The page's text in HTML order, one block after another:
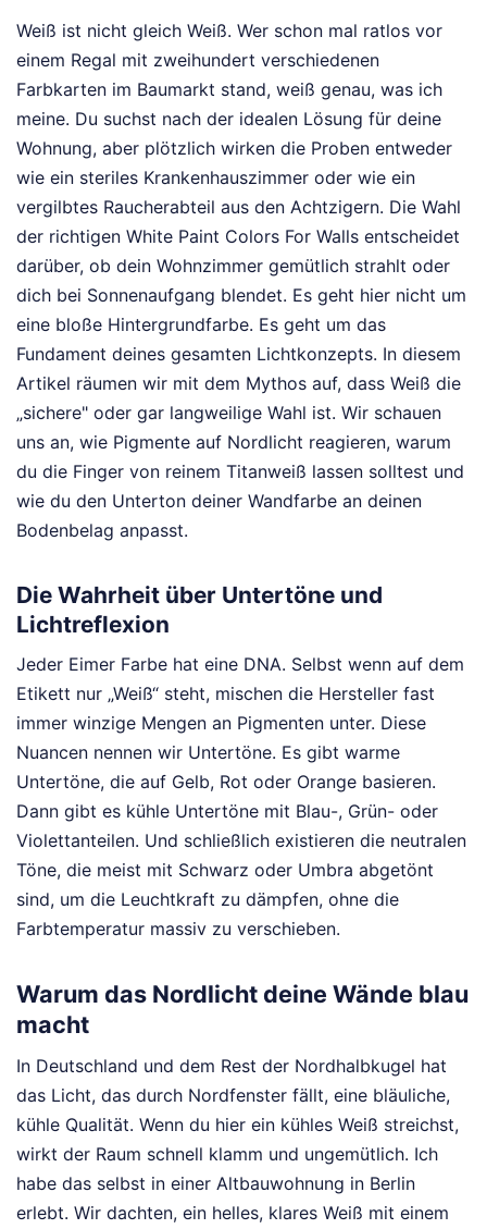
Weiß ist nicht gleich Weiß. Wer schon mal ratlos vor
einem Regal mit zweihundert verschiedenen
Farbkarten im Baumarkt stand, weiß genau, was ich
meine. Du suchst nach der idealen Lösung für deine
Wohnung, aber plötzlich wirken die Proben entweder
wie ein steriles Krankenhauszimmer oder wie ein
vergilbtes Raucherabteil aus den Achtzigern. Die Wahl
der richtigen White Paint Colors For Walls entscheidet
darüber, ob dein Wohnzimmer gemütlich strahlt oder
dich bei Sonnenaufgang blendet. Es geht hier nicht um
eine bloße Hintergrundfarbe. Es geht um das
Fundament deines gesamten Lichtkonzepts. In diesem
Artikel räumen wir mit dem Mythos auf, dass Weiß die
„sichere" oder gar langweilige Wahl ist. Wir schauen
uns an, wie Pigmente auf Nordlicht reagieren, warum
du die Finger von reinem Titanweiß lassen solltest und
wie du den Unterton deiner Wandfarbe an deinen
Bodenbelag anpasst.
Die Wahrheit über Untertöne und
Lichtreflexion
Jeder Eimer Farbe hat eine DNA. Selbst wenn auf dem
Etikett nur „Weiß“ steht, mischen die Hersteller fast
immer winzige Mengen an Pigmenten unter. Diese
Nuancen nennen wir Untertöne. Es gibt warme
Untertöne, die auf Gelb, Rot oder Orange basieren.
Dann gibt es kühle Untertöne mit Blau-, Grün- oder
Violettanteilen. Und schließlich existieren die neutralen
Töne, die meist mit Schwarz oder Umbra abgetönt
sind, um die Leuchtkraft zu dämpfen, ohne die
Farbtemperatur massiv zu verschieben.
Warum das Nordlicht deine Wände blau
macht
In Deutschland und dem Rest der Nordhalbkugel hat
das Licht, das durch Nordfenster fällt, eine bläuliche,
kühle Qualität. Wenn du hier ein kühles Weiß streichst,
wirkt der Raum schnell klamm und ungemütlich. Ich
habe das selbst in einer Altbauwohnung in Berlin
erlebt. Wir dachten, ein helles, klares Weiß mit einem